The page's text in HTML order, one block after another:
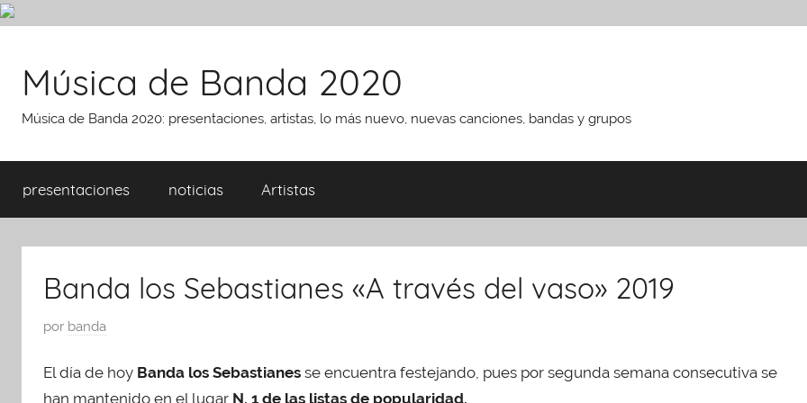
contenido
Música de Banda 2020
Música de Banda 2020: presentaciones, artistas, lo más nuevo, nuevas canciones, bandas y grupos
presentaciones noticias Artistas
Banda los Sebastianes «A través del vaso» 2019
P
b
l
por banda
El día de hoy Banda los Sebastianes se encuentra festejando, pues por segunda semana consecutiva se
han mantenido en el lugar N. 1 de las listas de popularidad.